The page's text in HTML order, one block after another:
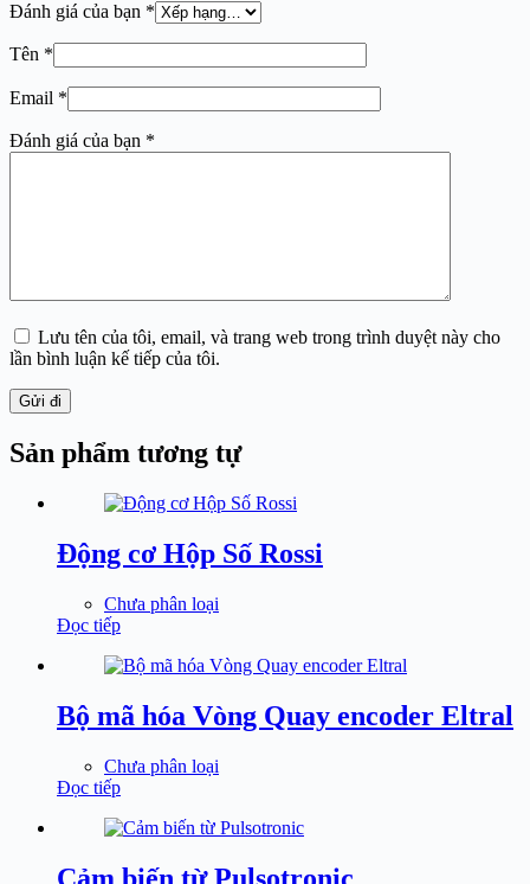
Đánh giá của bạn *
Tên *
Email *
Đánh giá của bạn *
Lưu tên của tôi, email, và trang web trong trình duyệt này cho
lần bình luận kế tiếp của tôi.
Gửi đi
Sản phẩm tương tự
Động cơ Hộp Số Rossi
Chưa phân loại
Đọc tiếp
Bộ mã hóa Vòng Quay encoder Eltral
Chưa phân loại
Đọc tiếp